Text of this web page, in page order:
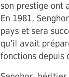
son prestige ont
En 1981,
pays et sera
qu’il avait
fonctions depuis